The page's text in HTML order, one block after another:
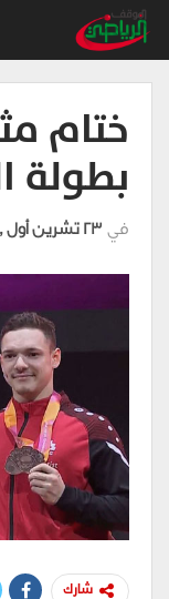
ختام
بطولة
في 23 تشرين أول , 2025
شارك